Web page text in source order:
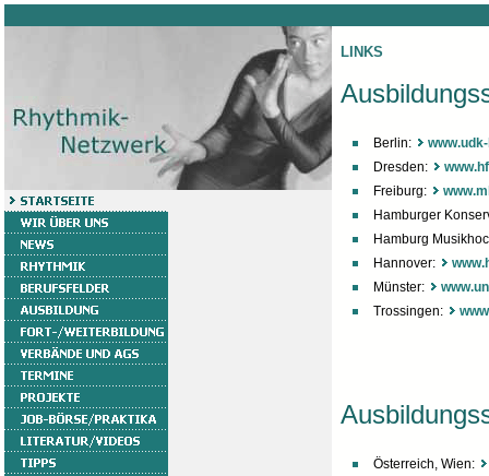
LINKS
Berlin:
Dresden:
Freiburg:
Hamburger
Hamburg
Hannover:
Münster:
Trossingen:
Österreich, Wien: